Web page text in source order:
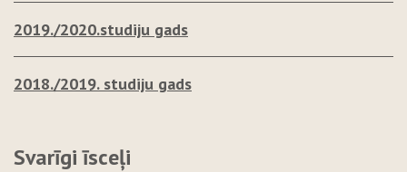
2019./2020.studiju gads
2018./2019. studiju gads
Svarīgi īsceļi